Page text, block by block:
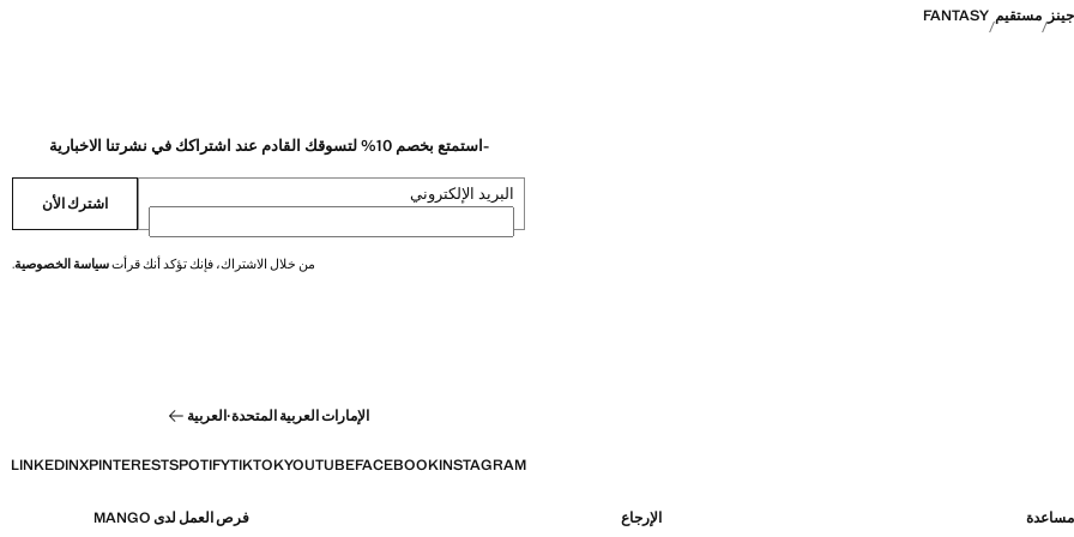
جينز مستقيم FANTASY
-استمتع بخصم 10% لتسوقك القادم عند اشتراكك في نشرتنا الاخبارية
البريد الإلكتروني اشترك الأن
من خلال الاشتراك، فإنك تؤكد أنك قرأتسياسة الخصوصية.
الإمارات العربية المتحدة·العربية
INSTAGRAM
FACEBOOK
YOUTUBE
TIKTOK
SPOTIFY
PINTEREST
X
LINKEDIN
مساعدة الإرجاع فرص العمل لدى MANGO